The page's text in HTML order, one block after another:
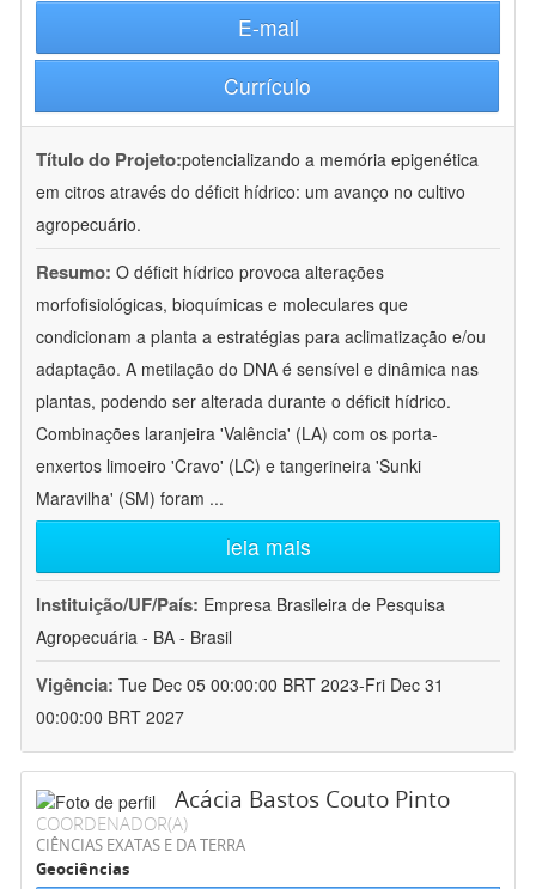
E-mail
Currículo
Título do Projeto:potencializando a memória epigenética
em citros através do déficit hídrico: um avanço no cultivo
agropecuário.
Resumo: O déficit hídrico provoca alterações
morfofisiológicas, bioquímicas e moleculares que
condicionam a planta a estratégias para aclimatização e/ou
adaptação. A metilação do DNA é sensível e dinâmica nas
plantas, podendo ser alterada durante o déficit hídrico.
Combinações laranjeira 'Valência' (LA) com os porta-
enxertos limoeiro 'Cravo' (LC) e tangerineira 'Sunki
Maravilha' (SM) foram ...
leia mais
Instituição/UF/País: Empresa Brasileira de Pesquisa
Agropecuária - BA - Brasil
Vigência: Tue Dec 05 00:00:00 BRT 2023-Fri Dec 31
00:00:00 BRT 2027
Acácia Bastos Couto Pinto
COORDENADOR(A)
CIÊNCIAS EXATAS E DA TERRA
Geociências